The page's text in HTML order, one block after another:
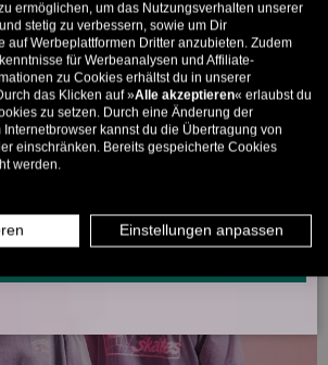
deine erste Bestellung. Aufgepasst: Du
kannst nur 1x wählen! 🤫
9% ab €100 11% ab €150 🔥
WHATSAPP? KEIN PROBLEM!
UND SCHICKE UNS DIE VORGESCHRIEBENE NACHRICHT,
ermöglichen, um das Nutzungsverhalten unserer
stetig zu verbessern, sowie um Dir
auf Werbeplattformen Dritter anzubieten. Zudem
für Werbeanalysen und Affiliate-
zu Cookies erhältst du in unserer
das Klicken auf »Alle akzeptieren« erlaubst du
zu setzen. Durch eine Änderung der
kannst du die Übertragung von
einschränken. Bereits gespeicherte Cookies
werden.
Einstellungen anpassen